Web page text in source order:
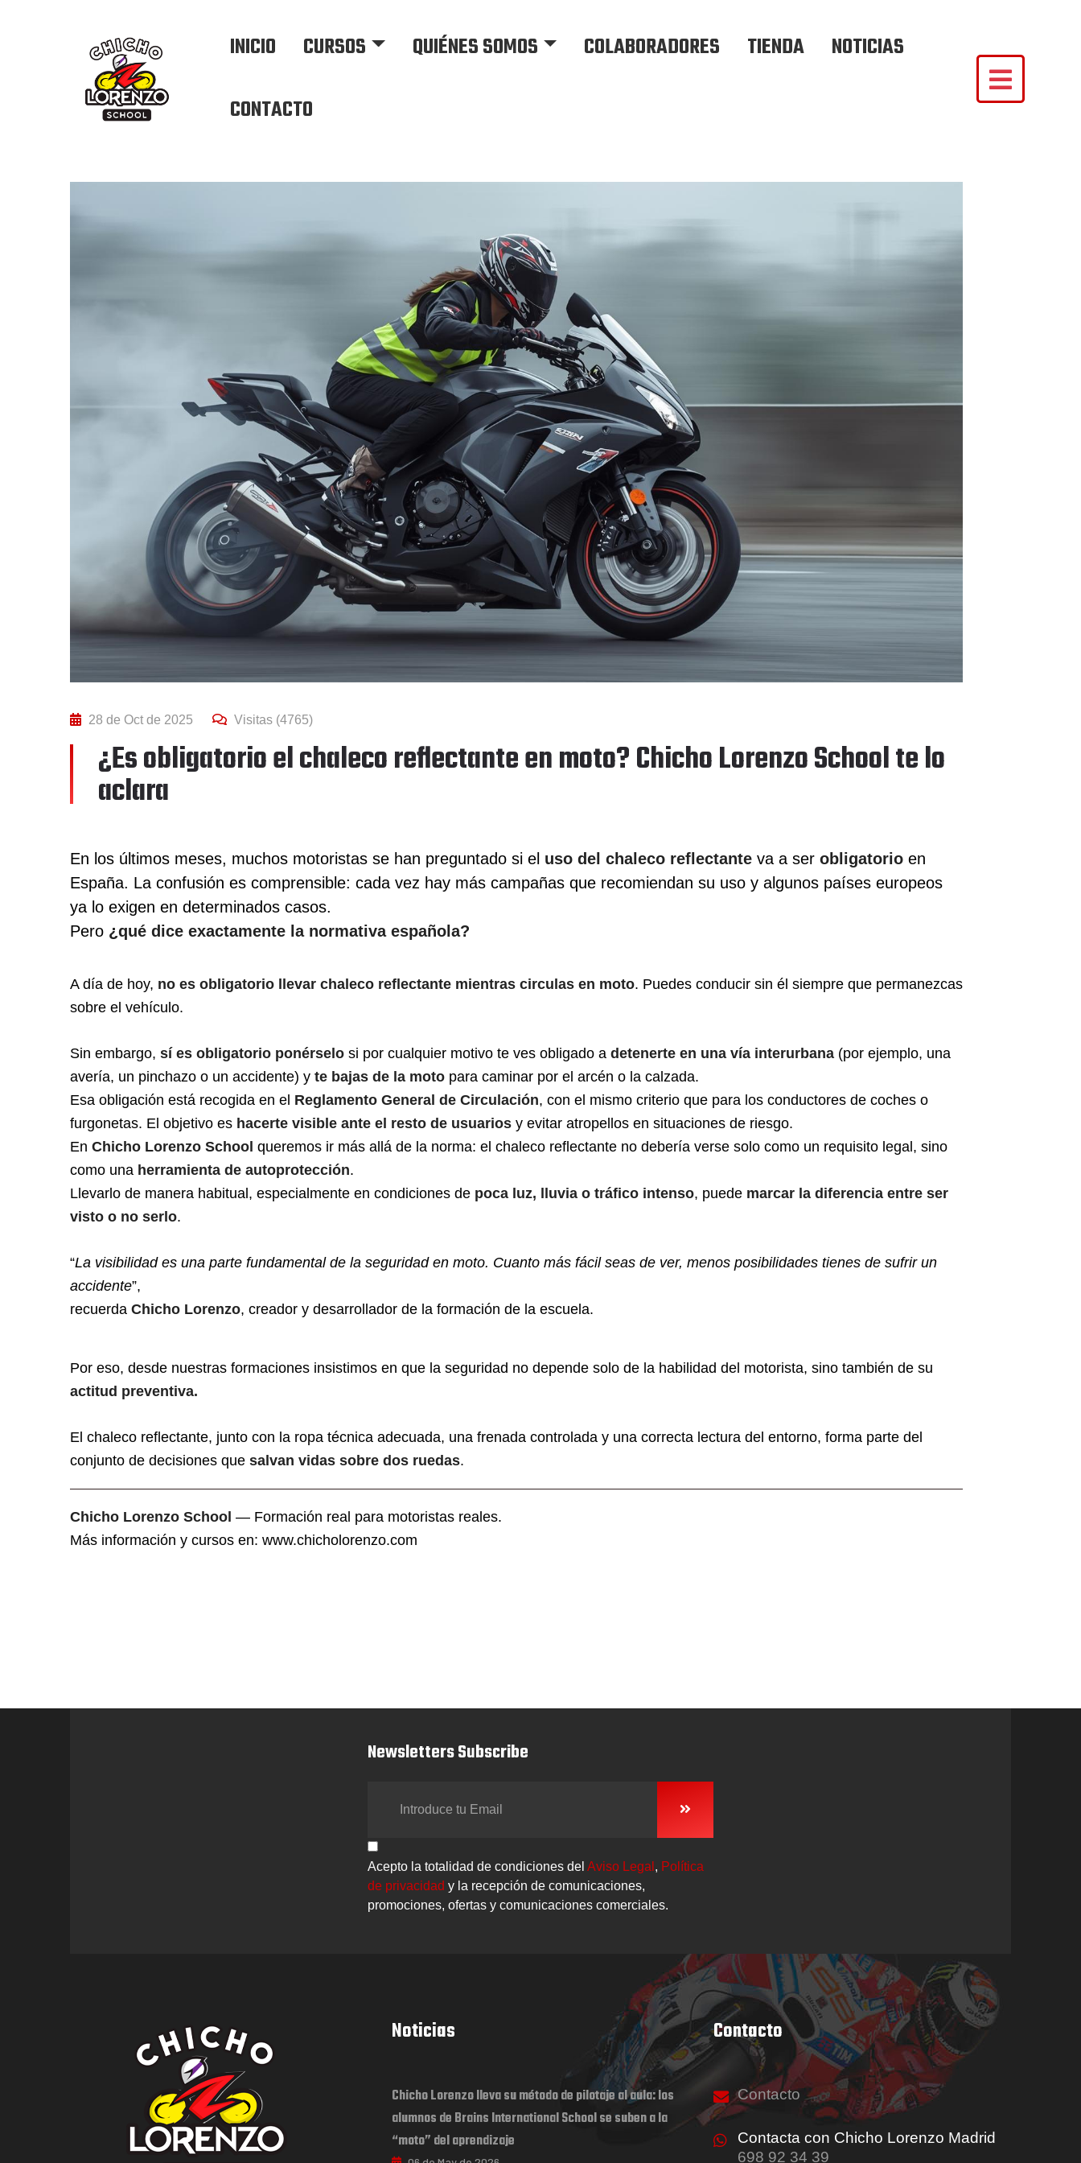
INICIO CURSOS QUIÉNES SOMOS COLABORADORES TIENDA
NOTICIAS
CONTACTO
28 de Oct de 2025 Visitas (4765)
¿Es obligatorio el chaleco reflectante en moto? Chicho Lorenzo School te lo
aclara
En los últimos meses, muchos motoristas se han preguntado si el uso del chaleco reflectante va a ser obligatorio en
España. La confusión es comprensible: cada vez hay más campañas que recomiendan su uso y algunos países europeos
ya lo exigen en determinados casos.
Pero ¿qué dice exactamente la normativa española?
A día de hoy, no es obligatorio llevar chaleco reflectante mientras circulas en moto. Puedes conducir sin él siempre que permanezcas
sobre el vehículo.
Sin embargo, sí es obligatorio ponérselo si por cualquier motivo te ves obligado a detenerte en una vía interurbana (por ejemplo, una
avería, un pinchazo o un accidente) y te bajas de la moto para caminar por el arcén o la calzada.
Esa obligación está recogida en el Reglamento General de Circulación, con el mismo criterio que para los conductores de coches o
furgonetas. El objetivo es hacerte visible ante el resto de usuarios y evitar atropellos en situaciones de riesgo.
En Chicho Lorenzo School queremos ir más allá de la norma: el chaleco reflectante no debería verse solo como un requisito legal, sino
como una herramienta de autoprotección.
Llevarlo de manera habitual, especialmente en condiciones de poca luz, lluvia o tráfico intenso, puede marcar la diferencia entre ser
visto o no serlo.
“La visibilidad es una parte fundamental de la seguridad en moto. Cuanto más fácil seas de ver, menos posibilidades tienes de sufrir un
accidente”,
recuerda Chicho Lorenzo, creador y desarrollador de la formación de la escuela.
Por eso, desde nuestras formaciones insistimos en que la seguridad no depende solo de la habilidad del motorista, sino también de su
actitud preventiva.
El chaleco reflectante, junto con la ropa técnica adecuada, una frenada controlada y una correcta lectura del entorno, forma parte del
conjunto de decisiones que salvan vidas sobre dos ruedas.
Chicho Lorenzo School — Formación real para motoristas reales.
Más información y cursos en: www.chicholorenzo.com
Newsletters Subscribe
Acepto la totalidad de condiciones del Aviso Legal , Política
de privacidad y la recepción de comunicaciones,
promociones, ofertas y comunicaciones comerciales.
Noticias
Chicho Lorenzo lleva su método de pilotaje al aula: los
alumnos de Brains International School se suben a la
“moto” del aprendizaje
Contacto
Contacto
Contacta con Chicho Lorenzo Madrid
698 92 34 39